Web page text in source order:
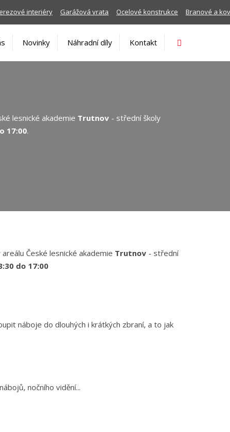
interiéry Garážová vrata Ocelové konstrukce Branové a
Novinky Náhradní díly Kontakt
lesnické akademie Trutnov - střední školy
17:00.
České lesnické akademie Trutnov - střední
do 17:00
náboje do dlouhých i krátkých zbraní, a to jak
nočního vidění...